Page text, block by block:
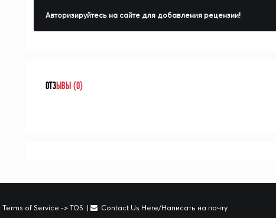
Авторизируйтесь на сайте для добавления рецензии!
ОТЗЫВЫ (0)
Terms of Service -> TOS | Contact Us Here/Написать на почту